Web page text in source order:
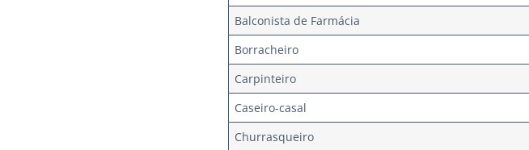
Balconista de Farmácia
Borracheiro
Carpinteiro
Caseiro-casal
Churrasqueiro